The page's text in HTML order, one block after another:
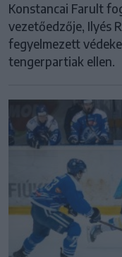
Konstancai Farult
vezetőedzője, Ilyés
fegyelmezett
tengerpartiak ellen.